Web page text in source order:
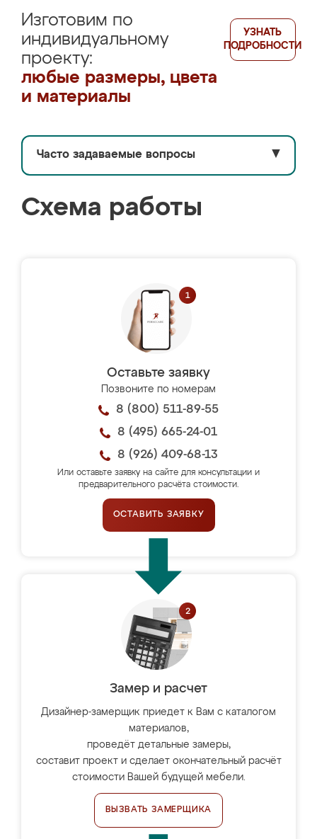
Изготовим по
индивидуальному
проекту:
любые размеры, цвета
и материалы
УЗНАТЬ
ПОДРОБНОСТИ
Часто задаваемые вопросы ▼
Схема работы
Оставьте заявку
Позвоните по номерам
8 (800) 511-89-55
8 (495) 665-24-01
8 (926) 409-68-13
Или оставьте заявку на сайте для консультации и
предварительного расчёта стоимости.
ОСТАВИТЬ ЗАЯВКУ
Замер и расчет
Дизайнер-замерщик приедет к Вам с каталогом
материалов,
проведёт детальные замеры,
составит проект и сделает окончательный расчёт
стоимости Вашей будущей мебели.
ВЫЗВАТЬ ЗАМЕРЩИКА